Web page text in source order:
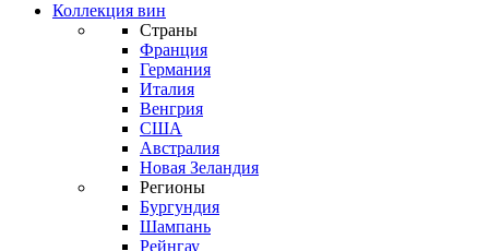
Коллекция вин
Страны
Франция
Германия
Италия
Венгрия
США
Австралия
Новая Зеландия
Регионы
Бургундия
Шампань
Рейнгау